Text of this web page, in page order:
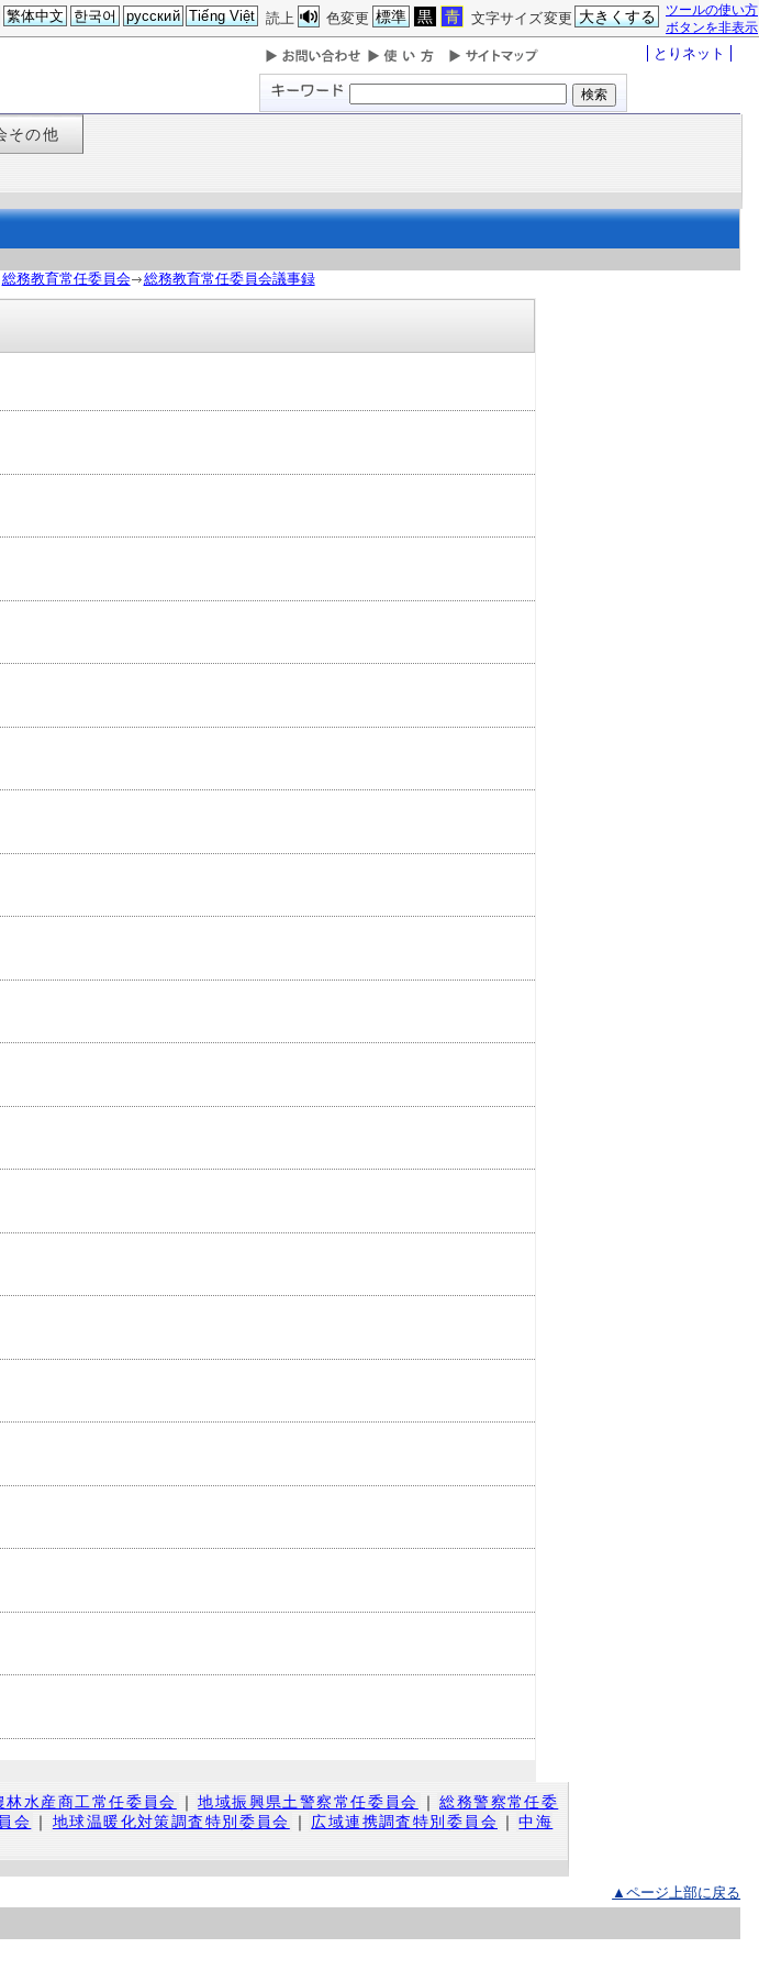
ツールの使い方
ボタンを非表示
文字サイズ変更 大きくする
色変更 標準 黒 青
読上
繁体中文 한국어 русский Tiếng Việt
とりネット
その他
総務教育常任委員会 総務教育常任委員会議事録
林水産商工常任委員会 ｜ 地域振興県土警察常任委員会 ｜ 総務警察常任委
会 ｜ 地球温暖化対策調査特別委員会 ｜ 広域連携調査特別委員会 ｜ 中海
▲ページ上部に戻る